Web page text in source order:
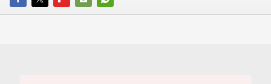
FACEBOOKTWITTERFLIPBOARD
E-
WHATSAPP